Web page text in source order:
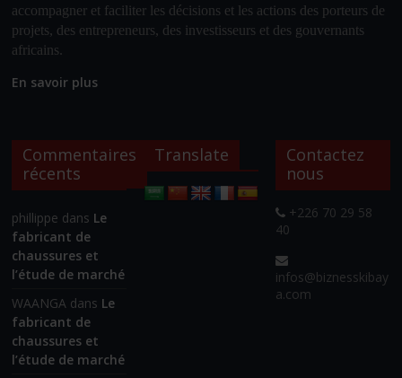
accompagner et faciliter les décisions et les actions des porteurs de
projets, des entrepreneurs, des investisseurs et des gouvernants
africains.
En savoir plus
Commentaires
récents
phillippe dans Le
fabricant de
chaussures et
l’étude de marché
WAANGA dans Le
fabricant de
chaussures et
l’étude de marché
Translate
Contactez
nous
+226 70 29 58
40
infos@biznesskibay
a.com